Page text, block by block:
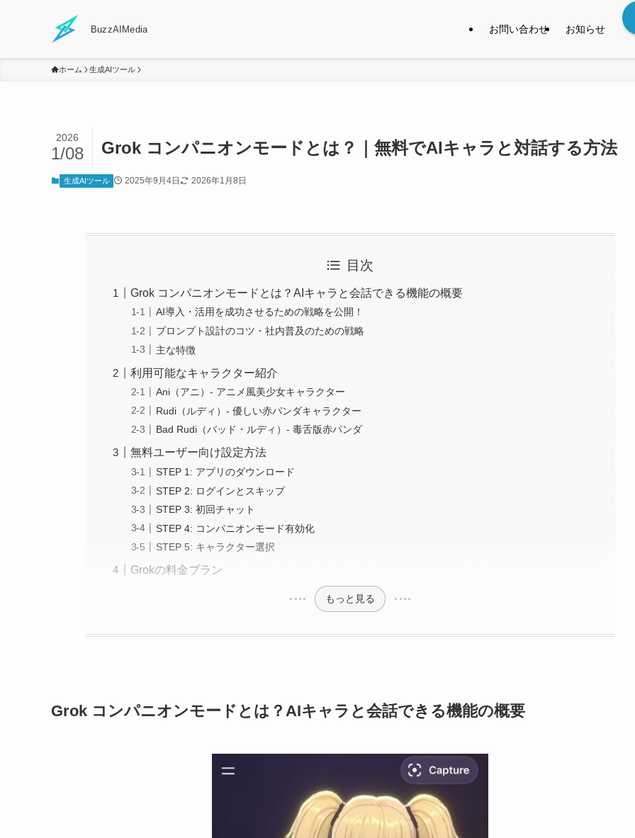
BuzzAIMedia お問い合わせ お知らせ
ホーム 生成AIツール
Grok コンパニオンモードとは？｜無料でAIキャラと対話する方法
2026
1/08
生成AIツール 2025年9月4日 2026年1月8日
目次
Grok コンパニオンモードとは？AIキャラと会話できる機能の概要
AI導入・活用を成功させるための戦略を公開！
プロンプト設計のコツ・社内普及のための戦略
主な特徴
利用可能なキャラクター紹介
Ani（アニ）- アニメ風美少女キャラクター
Rudi（ルディ）- 優しい赤パンダキャラクター
Bad Rudi（バッド・ルディ）- 毒舌版赤パンダ
無料ユーザー向け設定方法
STEP 1: アプリのダウンロード
STEP 2: ログインとスキップ
STEP 3: 初回チャット
STEP 4: コンパニオンモード有効化
STEP 5: キャラクター選択
Grokの料金プラン
もっと見る
Grok コンパニオンモードとは？AIキャラと会話できる機能の概要